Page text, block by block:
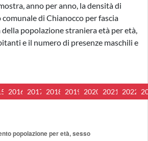
anno per anno, la densità di
di Chianocco per fascia
della popolazione straniera età per età,
e il numero di presenze maschili e
2016 2017 2018 2019 2020 2021 2022